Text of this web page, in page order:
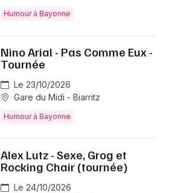
Humour à Bayonne
Nino Arial - Pas Comme Eux -
Tournée
Le 23/10/2026
Gare du Midi - Biarritz
Humour à Bayonne
Alex Lutz - Sexe, Grog et
Rocking Chair (tournée)
Le 24/10/2026